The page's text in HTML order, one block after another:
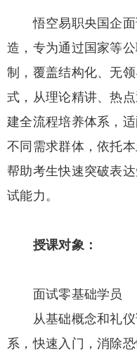
悟空易职央国企面
造，专为通过国家等
制，覆盖结构化、无
式，从理论精讲、热
建全流程培养体系，
不同需求群体，依托
帮助考生快速突破表
试能力。
授课对象：
面试零基础学员
从基础概念和礼仪
系，快速入门，消除恐